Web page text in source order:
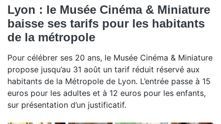
Lyon : le Musée Cinéma & Miniature
baisse ses tarifs pour les habitants
de la métropole
Pour célébrer ses 20 ans, le Musée Cinéma & Miniature
propose jusqu’au 31 août un tarif réduit réservé aux
habitants de la Métropole de Lyon. L’entrée passe à 15
euros pour les adultes et à 12 euros pour les enfants,
sur présentation d’un justificatif.